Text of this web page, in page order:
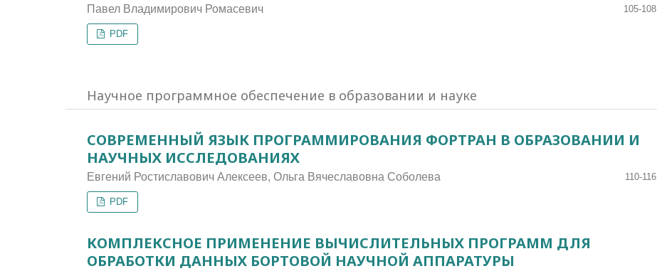
Павел Владимирович Ромасевич 105-108
PDF
Научное программное обеспечение в образовании и науке
СОВРЕМЕННЫЙ ЯЗЫК ПРОГРАММИРОВАНИЯ ФОРТРАН В ОБРАЗОВАНИИ И
НАУЧНЫХ ИССЛЕДОВАНИЯХ
Евгений Ростиславович Алексеев, Ольга Вячеславовна Соболева 110-116
PDF
КОМПЛЕКСНОЕ ПРИМЕНЕНИЕ ВЫЧИСЛИТЕЛЬНЫХ ПРОГРАММ ДЛЯ
ОБРАБОТКИ ДАННЫХ БОРТОВОЙ НАУЧНОЙ АППАРАТУРЫ